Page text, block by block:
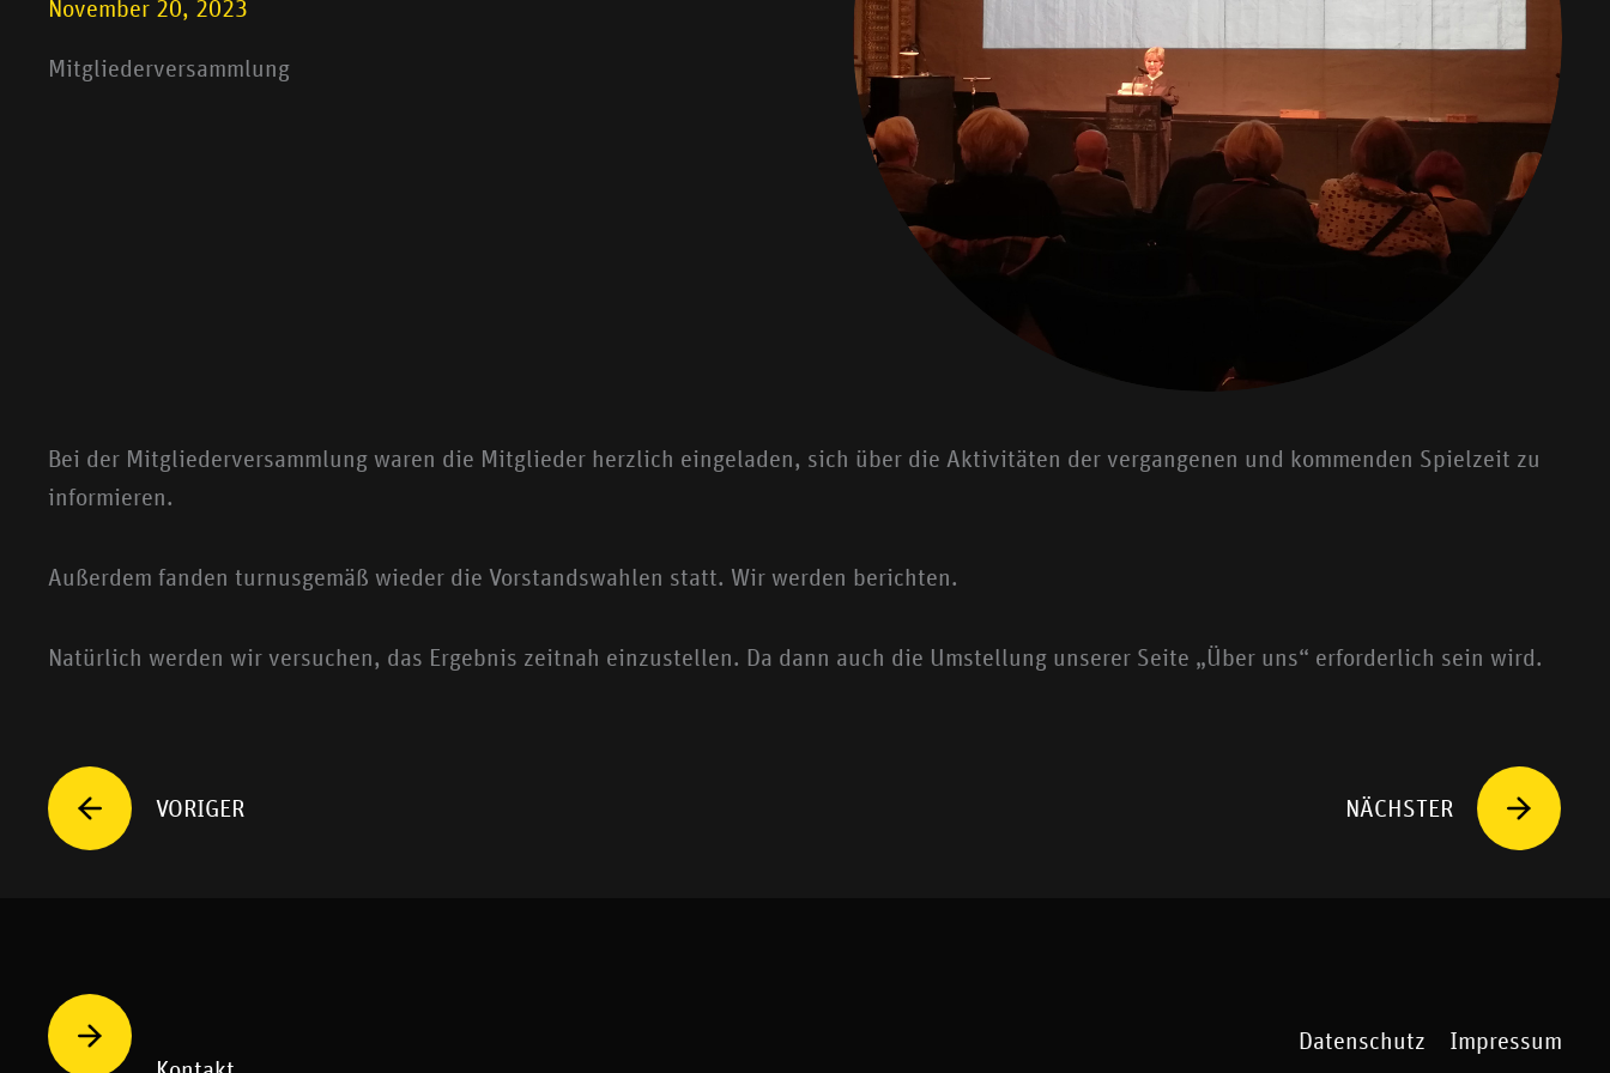
November 20, 2023
Mitgliederversammlung
Bei der Mitgliederversammlung waren die Mitglieder herzlich eingeladen, sich über die Aktivitäten der vergangenen und kommenden Spielzeit zu
informieren.
Außerdem fanden turnusgemäß wieder die Vorstandswahlen statt. Wir werden berichten.
Natürlich werden wir versuchen, das Ergebnis zeitnah einzustellen. Da dann auch die Umstellung unserer Seite „Über uns“ erforderlich sein wird.
Prev
VORIGER NÄCHSTER
Datenschutz Impressum